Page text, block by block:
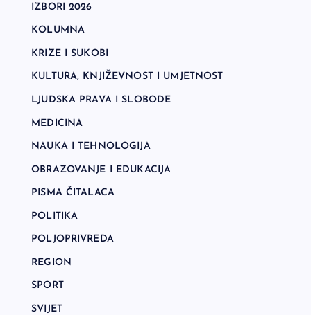
IZBORI 2026
KOLUMNA
KRIZE I SUKOBI
KULTURA, KNJIŽEVNOST I UMJETNOST
LJUDSKA PRAVA I SLOBODE
MEDICINA
NAUKA I TEHNOLOGIJA
OBRAZOVANJE I EDUKACIJA
PISMA ČITALACA
POLITIKA
POLJOPRIVREDA
REGION
SPORT
SVIJET